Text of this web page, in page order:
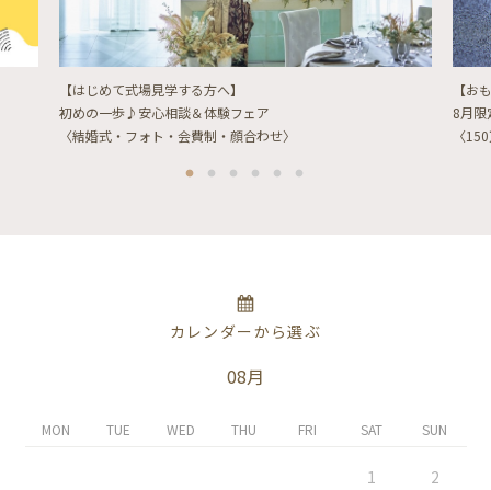
【はじめて式場見学する方へ】
初めの一歩♪安心相談＆体験フェア
〈結婚式・フォト・会費制・顔合わせ〉
【お
8月限
〈
カレンダーから選ぶ
08月
MON TUE WED THU FRI SAT SUN
1 2